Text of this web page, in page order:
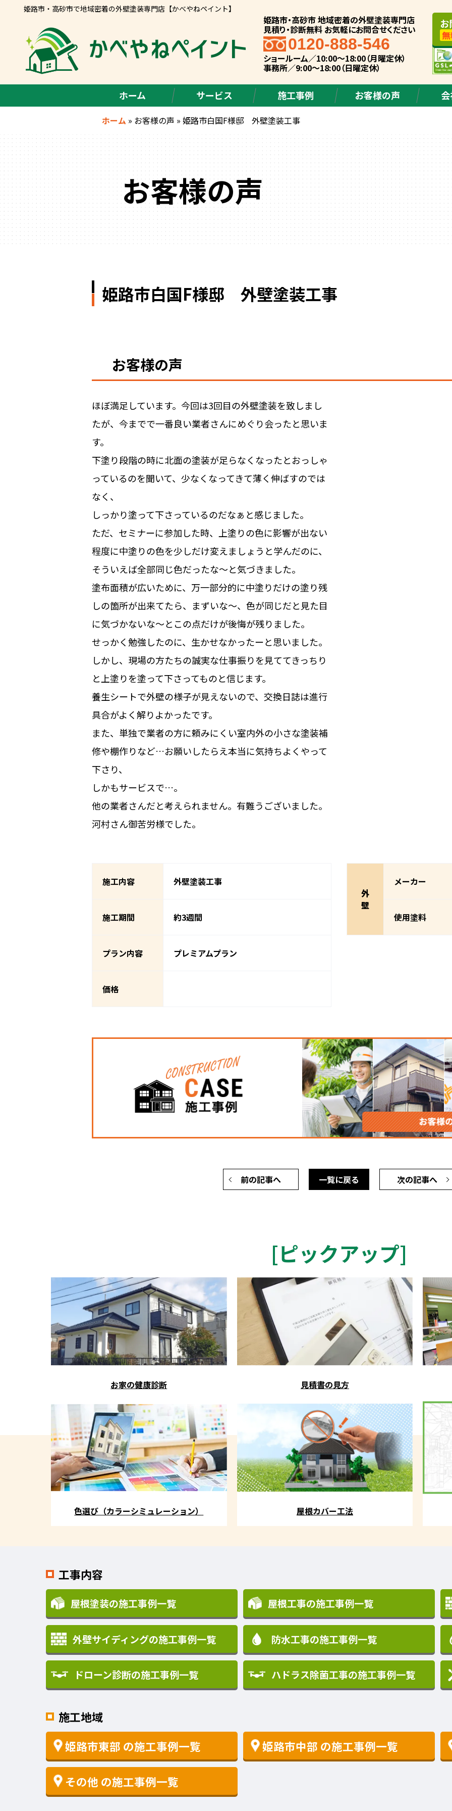
姫路市・高砂市で地域密着の外壁塗装専門店【かべやねペイント】
姫路市・高砂市 地域密着の外壁塗装専門店
見積り・診断無料 お気軽にお問合せください
0120-888-546
ショールーム／10:00～18:00（月曜定休）
事務所／9:00～18:00（日曜定休）
お
ホーム サービス 施工事例 お客様の声
ホーム » お客様の声 » 姫路市白国F様邸 外壁塗装工事
お客様の声
姫路市白国F様邸 外壁塗装工事
お客様の声
ほぼ満足しています。今回は3回目の外壁塗装を致しまし
たが、今までで一番良い業者さんにめぐり会ったと思いま
す。
下塗り段階の時に北面の塗装が足らなくなったとおっしゃ
っているのを聞いて、少なくなってきて薄く伸ばすのでは
なく、
しっかり塗って下さっているのだなぁと感じました。
ただ、セミナーに参加した時、上塗りの色に影響が出ない
程度に中塗りの色を少しだけ変えましょうと学んだのに、
そういえば全部同じ色だったな～と気づきました。
塗布面積が広いために、万一部分的に中塗りだけの塗り残
しの箇所が出来てたら、まずいな～、色が同じだと見た目
に気づかないな～とこの点だけが後悔が残りました。
せっかく勉強したのに、生かせなかったーと思いました。
しかし、現場の方たちの誠実な仕事振りを見ててきっちり
と上塗りを塗って下さってものと信じます。
養生シートで外壁の様子が見えないので、交換日誌は進行
具合がよく解りよかったです。
また、単独で業者の方に頼みにくい室内外の小さな塗装補
修や棚作りなど…お願いしたらえ本当に気持ちよくやって
下さり、
しかもサービスで…。
他の業者さんだと考えられません。有難うございました。
河村さん御苦労様でした。
施工内容 外壁塗装工事
施工期間 約3週間
プラン内容 プレミアムプラン
価格
外
壁
メーカー
使用塗料
前の記事へ 次の記事へ
一覧に戻る
[ピックアップ]
お家の健康診断 見積書の見方
色選び（カラーシミュレーション） 屋根カバー工法
工事内容
屋根塗装の施工事例一覧 屋根工事の施工事例一覧
外壁サイディングの施工事例一覧 防水工事の施工事例一覧
ドローン診断の施工事例一覧 ハドラス除菌工事の施工事例一覧
施工地域
姫路市東部 の施工事例一覧 姫路市中部 の施工事例一覧
その他 の施工事例一覧